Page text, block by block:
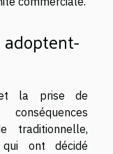
et la prise de
traditionnelle,
ont décidé